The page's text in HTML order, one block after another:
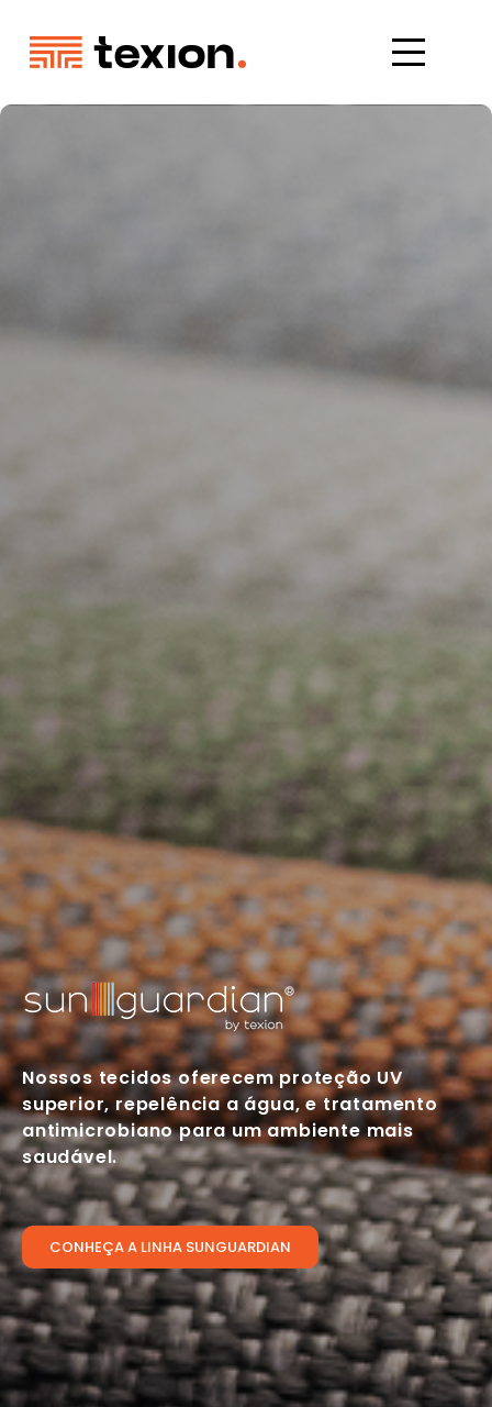
Nossos tecidos oferecem proteção UV
superior, repelência a água, e tratamento
antimicrobiano para um ambiente mais
saudável.
CONHEÇA A LINHA SUNGUARDIAN